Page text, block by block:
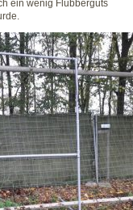
ein wenig Flubberguts